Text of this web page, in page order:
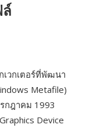
เวกเตอร์ที่พัฒนา
Metafile)
กฎาคม 1993
Device